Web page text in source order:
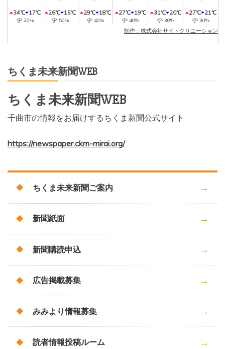
34℃ 17℃
20%
26℃ 15℃
50%
29℃ 18℃
40%
27℃ 19℃
40%
31℃ 20℃
30%
27℃ 21℃
30%
制作：株式会社サイトクリエーション
ちくま未来新聞WEB
ちくま未来新聞WEB
千曲市の情報をお届けするちくま新聞公式サイト
https://newspaper.ckm-mirai.org/
ちくま未来新聞ご案内
新聞紙面
新聞購読申込
広告掲載募集
みみより情報募集
読者情報投稿ルーム